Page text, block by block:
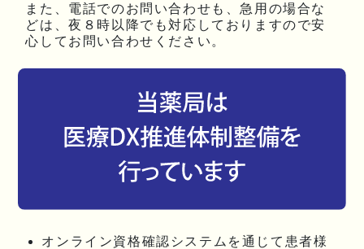
また、電話でのお問い合わせも、急用の場合な
どは、夜８時以降でも対応しておりますので安
心してお問い合わせください。
オンライン資格確認システムを通じて患者様